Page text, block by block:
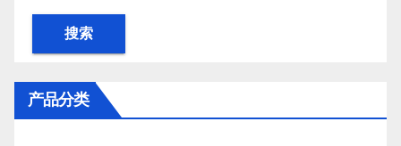
搜索
产品分类